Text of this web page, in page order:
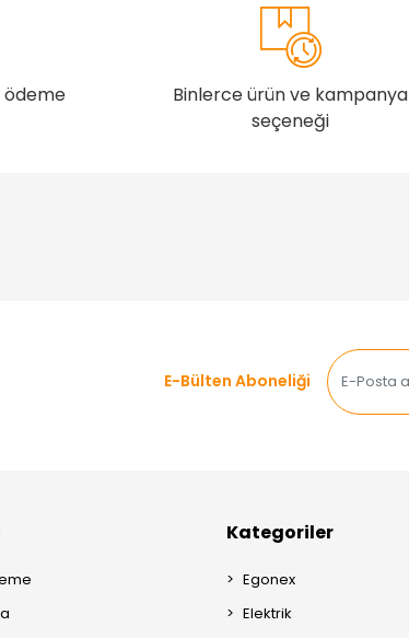
ödeme
Binlerce ürün ve kampanya
seçeneği
E-Bülten Aboneliği
Kategoriler
Egonex
Elektrik